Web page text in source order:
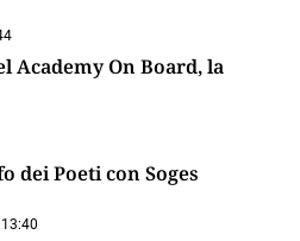
Academy On Board, la
dei Poeti con Soges